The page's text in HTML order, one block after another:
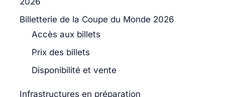
Billetterie de la Coupe du Monde 2026
Accès aux billets
Prix des billets
Disponibilité et vente
Infrastructures en préparation